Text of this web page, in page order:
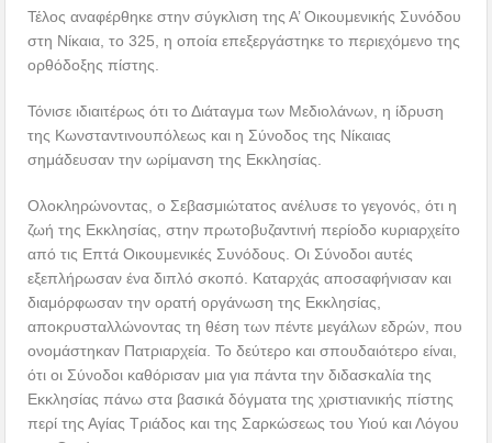
Τέλος αναφέρθηκε στην σύγκλιση της Α’ Οικουμενικής Συνόδου
στη Νίκαια, το 325, η οποία επεξεργάστηκε το περιεχόμενο της
ορθόδοξης πίστης.
Τόνισε ιδιαιτέρως ότι το Διάταγμα των Μεδιολάνων, η ίδρυση
της Κωνσταντινουπόλεως και η Σύνοδος της Νίκαιας
σημάδευσαν την ωρίμανση της Εκκλησίας.
Ολοκληρώνοντας, ο Σεβασμιώτατος ανέλυσε το γεγονός, ότι η
ζωή της Εκκλησίας, στην πρωτοβυζαντινή περίοδο κυριαρχείτο
από τις Επτά Οικουμενικές Συνόδους. Οι Σύνοδοι αυτές
εξεπλήρωσαν ένα διπλό σκοπό. Καταρχάς αποσαφήνισαν και
διαμόρφωσαν την ορατή οργάνωση της Εκκλησίας,
αποκρυσταλλώνοντας τη θέση των πέντε μεγάλων εδρών, που
ονομάστηκαν Πατριαρχεία. Το δεύτερο και σπουδαιότερο είναι,
ότι οι Σύνοδοι καθόρισαν μια για πάντα την διδασκαλία της
Εκκλησίας πάνω στα βασικά δόγματα της χριστιανικής πίστης
περί της Αγίας Τριάδος και της Σαρκώσεως του Υιού και Λόγου